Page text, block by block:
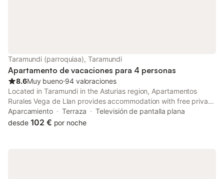
Taramundi (parroquiaa), Taramundi
Apartamento de vacaciones para 4 personas
8.6Muy bueno⋅94 valoraciones
Located in Taramundi in the Asturias region, Apartamentos
Rurales Vega de Llan provides accommodation with free private
parking. The property features mountain and river views.
Aparcamiento Terraza
Televisión de pantalla plana
desde 102 € por noche